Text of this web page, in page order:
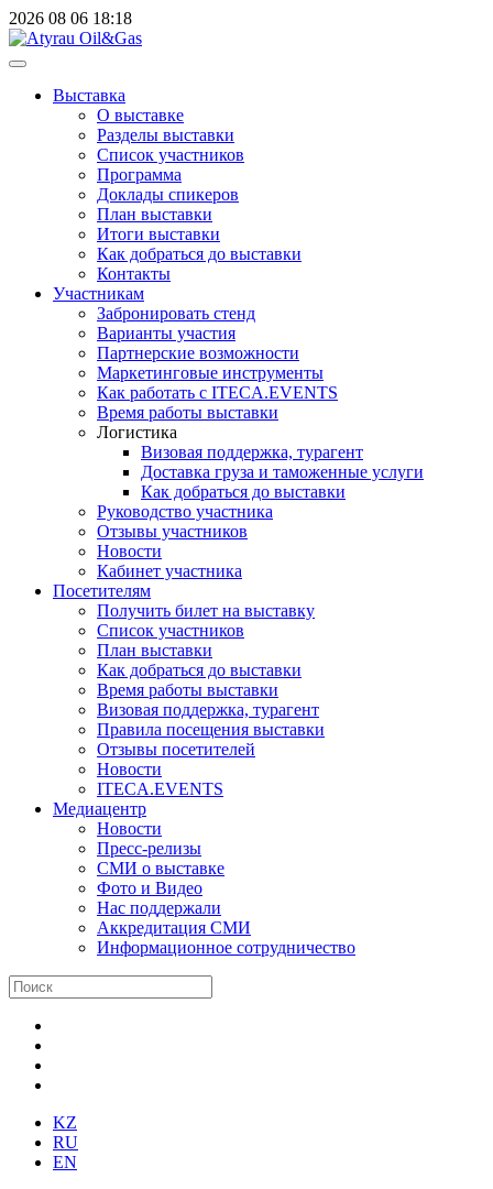
2026 08 06 18:18
Выставка
О выставке
Разделы выставки
Список участников
Программа
Доклады спикеров
План выставки
Итоги выставки
Как добраться до выставки
Контакты
Участникам
Забронировать стенд
Варианты участия
Партнерские возможности
Маркетинговые инструменты
Как работать с ITECA.EVENTS
Время работы выставки
Логистика
Визовая поддержка, турагент
Доставка груза и таможенные услуги
Как добраться до выставки
Руководство участника
Отзывы участников
Новости
Кабинет участника
Посетителям
Получить билет на выставку
Список участников
План выставки
Как добраться до выставки
Время работы выставки
Визовая поддержка, турагент
Правила посещения выставки
Отзывы посетителей
Новости
ITECA.EVENTS
Медиацентр
Новости
Пресс-релизы
СМИ о выставке
Фото и Видео
Нас поддержали
Аккредитация СМИ
Информационное сотрудничество
KZ
RU
EN